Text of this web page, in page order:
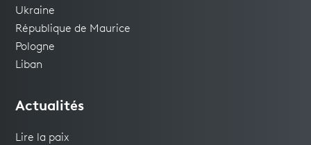
Ukraine
République de Maurice
Pologne
Liban
Actualités
Lire la paix